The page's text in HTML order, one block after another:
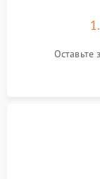
Оставьте